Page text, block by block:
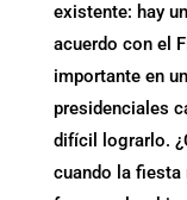
existente: hay
acuerdo con el
importante en
presidenciales
difícil lograrlo.
cuando la fiesta